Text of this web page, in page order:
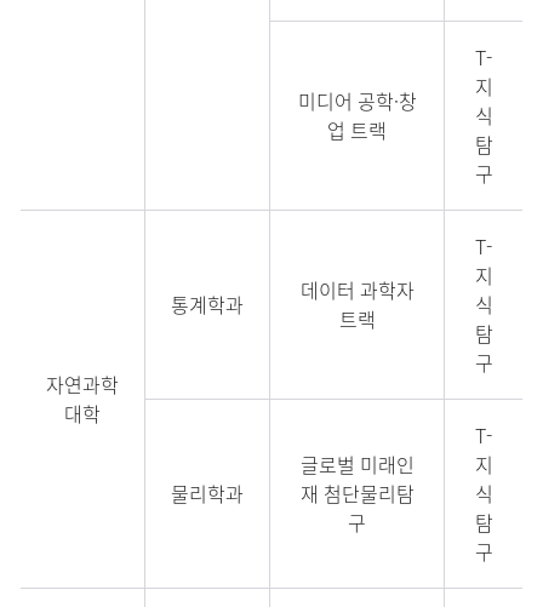
미디어 공학·창
업 트랙
T-
지
식
탐
구
자연과학
대학
통계학과
데이터 과학자
트랙
T-
지
식
탐
구
물리학과
글로벌 미래인
재 첨단물리탐
구
T-
지
식
탐
구